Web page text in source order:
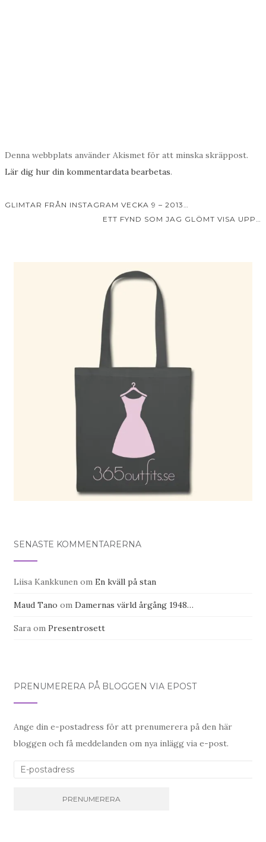
Denna webbplats använder Akismet för att minska skräppost.
Lär dig hur din kommentardata bearbetas.
GLIMTAR FRÅN INSTAGRAM VECKA 9 – 2013…
ETT FYND SOM JAG GLÖMT VISA UPP…
SENASTE KOMMENTARERNA
Liisa Kankkunen om En kväll på stan
Maud Tano om Damernas värld årgång 1948…
Sara om Presentrosett
PRENUMERERA PÅ BLOGGEN VIA EPOST
Ange din e-postadress för att prenumerera på den här
bloggen och få meddelanden om nya inlägg via e-post.
E-postadress